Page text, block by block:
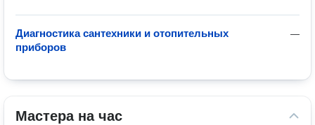
—
Диагностика сантехники и отопительных
приборов
Мастера на час